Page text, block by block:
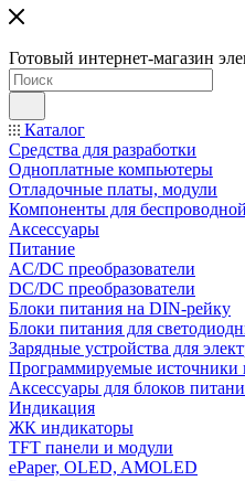
Готовый интернет-магазин
Каталог
Средства для разработки
Одноплатные компьютеры
Отладочные платы, модули
Компоненты для
Аксессуары
Питание
AC/DC преобразователи
DC/DC преобразователи
Блоки питания на DIN-рейку
Блоки питания для
Зарядные устройства для
Программируемые источники
Аксессуары для блоков
Индикация
ЖК индикаторы
TFT панели и модули
ePaper, OLED, AMOLED